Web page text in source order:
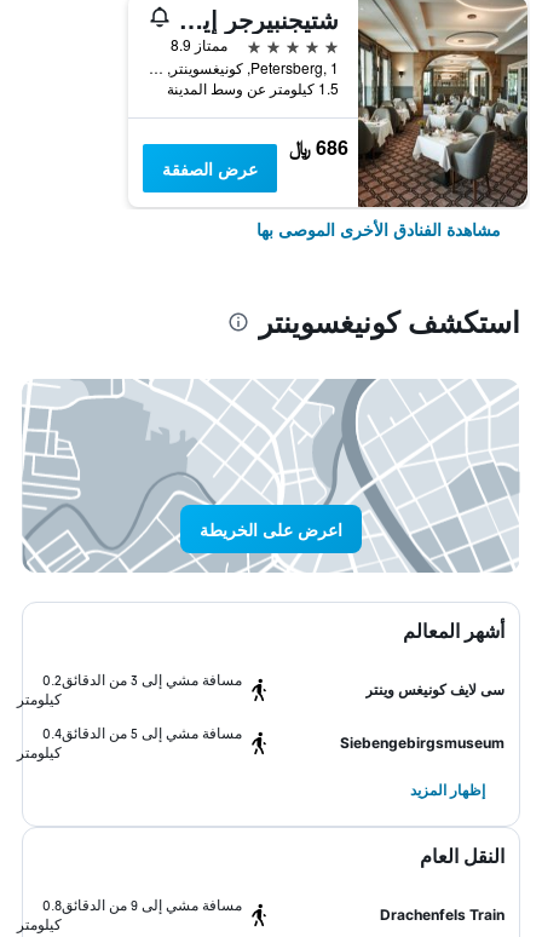
شتيجنبيرجر إيكون جراند هوتل آند سبا بيترسبيرج
5 نجوم
ممتاز 8.9
Petersberg, 1, كونيغسوينتر, ولاية شمال الراين وستفاليا, ألمانيا
1.5 كيلومتر عن وسط المدينة
686 ﷼
عرض الصفقة
مشاهدة الفنادق الأخرى الموصى بها
استكشف كونيغسوينتر
اعرض على الخريطة
أشهر المعالم
سى لايف كونيغس وينتر
مسافة مشي إلى 3 من الدقائق
0.2
كيلومتر
Siebengebirgsmuseum
مسافة مشي إلى 5 من الدقائق
0.4
كيلومتر
إظهار المزيد
النقل العام
Drachenfels Train
مسافة مشي إلى 9 من الدقائق
0.8
كيلومتر